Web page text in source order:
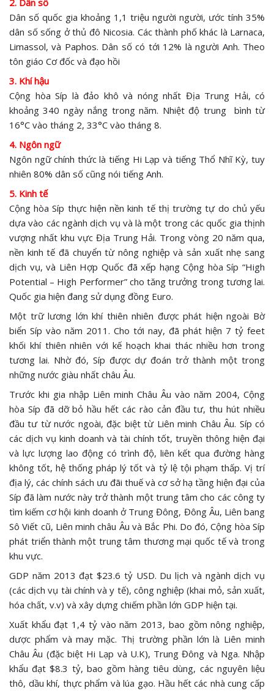
2. Dân số
Dân số quốc gia khoảng 1,1 triệu người người, ước tính 35%
dân số sống ở thủ đô Nicosia. Các thành phố khác là Larnaca,
Limassol, và Paphos. Dân số có tới 12% là người Anh. Theo
tôn giáo Cơ đốc và đạo hồi
3. Khí hậu
Cộng hòa Síp là đảo khô và nóng nhất Địa Trung Hải, có
khoảng 340 ngày nắng trong năm. Nhiệt độ trung bình từ
16°C vào tháng 2, 33°C vào tháng 8.
4. Ngôn ngữ
Ngôn ngữ chính thức là tiếng Hi Lạp và tiếng Thổ Nhĩ Kỳ, tuy
nhiên 80% dân số cũng nói tiếng Anh.
5. Kinh tế
Cộng hòa Síp thực hiện nền kinh tế thị trường tự do chủ yếu
dựa vào các ngành dịch vụ và là một trong các quốc gia thịnh
vượng nhất khu vực Địa Trung Hải. Trong vòng 20 năm qua,
nền kinh tế đã chuyển từ nông nghiệp và sản xuất nhẹ sang
dịch vụ, và Liên Hợp Quốc đã xếp hạng Cộng hòa Síp “High
Potential – High Performer” cho tăng trưởng trong tương lai.
Quốc gia hiện đang sử dụng đồng Euro.
Một trữ lương lớn khí thiên nhiên được phát hiện ngoài Bờ
biển Síp vào năm 2011. Cho tới nay, đã phát hiện 7 tỷ feet
khối khí thiên nhiên với kế hoạch khai thác nhiều hơn trong
tương lai. Nhờ đó, Síp được dự đoán trở thành một trong
những nước giàu nhất châu Âu.
Trước khi gia nhập Liên minh Châu Âu vào năm 2004, Cộng
hòa Síp đã dỡ bỏ hầu hết các rào cản đầu tư, thu hút nhiều
đầu tư từ nước ngoài, đặc biệt từ Liên minh Châu Âu. Síp có
các dịch vụ kinh doanh và tài chính tốt, truyền thông hiện đại
và lực lượng lao động có trình độ, liên kết qua đường hàng
không tốt, hệ thống pháp lý tốt và tỷ lệ tội phạm thấp. Vị trí
địa lý, các chính sách ưu đãi thuế và cơ sở hạ tầng hiện đại của
Síp đã làm nước này trở thành một trung tâm cho các công ty
tìm kiếm cơ hội kinh doanh ở Trung Đông, Đông Âu, Liên bang
Sô Viết cũ, Liên minh châu Âu và Bắc Phi. Do đó, Cộng hòa Síp
phát triển thành một trung tâm thương mại quốc tế và trong
khu vực.
GDP năm 2013 đạt $23.6 tỷ USD. Du lịch và ngành dịch vụ
(các dịch vụ tài chính và y tế), công nghiệp (khai mỏ, sản xuất,
hóa chất, v.v) và xây dựng chiếm phần lớn GDP hiện tại.
Xuất khẩu đạt 1,4 tỷ vào năm 2013, bao gồm nông nghiệp,
dược phẩm và may mặc. Thị trường phần lớn là Liên minh
Châu Âu (đặc biệt Hi Lạp và U.K), Trung Đông và Nga. Nhập
khẩu đạt $8.3 tỷ, bao gồm hàng tiêu dùng, các nguyên liệu
thô, dầu khí, thực phẩm và lúa gạo. Hầu hết các nhà cung cấp